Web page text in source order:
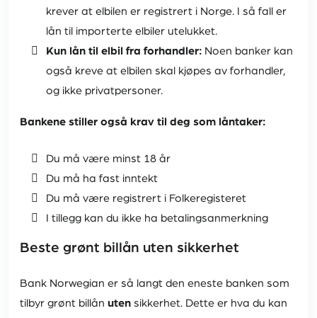
krever at elbilen er registrert i Norge. I så fall er
lån til importerte elbiler utelukket.
Kun lån til elbil fra forhandler: Noen banker kan
også kreve at elbilen skal kjøpes av forhandler,
og ikke privatpersoner.
Bankene stiller også krav til deg som låntaker:
Du må være minst 18 år
Du må ha fast inntekt
Du må være registrert i Folkeregisteret
I tillegg kan du ikke ha betalingsanmerkning
Beste grønt billån uten sikkerhet
Bank Norwegian er så langt den eneste banken som
tilbyr grønt billån uten sikkerhet. Dette er hva du kan